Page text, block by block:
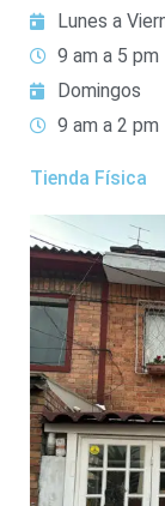
Lunes a
9 am a 5 pm
Domingos
9 am a 2 pm
Tienda Física